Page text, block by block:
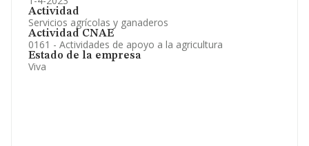
Actividad
Servicios agrícolas y ganaderos
Actividad CNAE
0161 - Actividades de apoyo a la agricultura
Estado de la empresa
Viva